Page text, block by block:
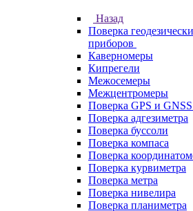
Назад
Поверка
приборов
Каверномеры
Кипрегели
Межосемеры
Межцентромеры
Поверка GPS и
Поверка адгезиметра
Поверка буссоли
Поверка компаса
Поверка
Поверка курвиметра
Поверка метра
Поверка нивелира
Поверка планиметра